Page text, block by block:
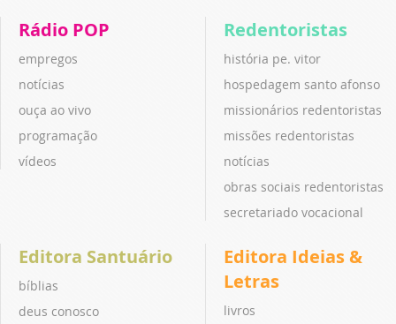
Rádio POP
empregos
notícias
ouça ao vivo
programação
vídeos
Redentoristas
história pe. vitor
hospedagem santo afonso
missionários redentoristas
missões redentoristas
notícias
obras sociais redentoristas
secretariado vocacional
Editora Santuário
bíblias
deus conosco
Editora Ideias &
Letras
livros